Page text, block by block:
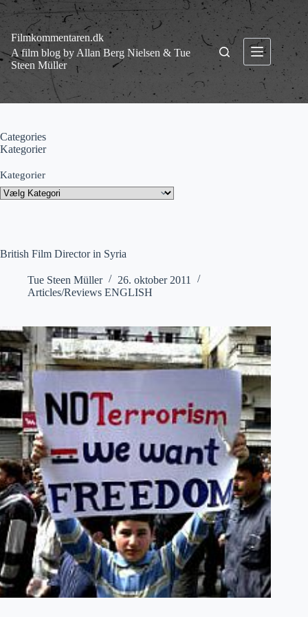
Fortsæt
indhold
Filmkommentaren.dk
A film blog by Allan Berg Nielsen & Tue
Steen Müller
British Film Director in Syria
Tue Steen Müller
26. oktober 2011
Articles/Reviews ENGLISH
Categories
Kategorier
Kategorier